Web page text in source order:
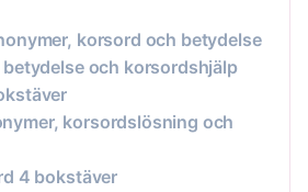
korsord och betydelse
betydelse och korsordshjälp
korsordslösning och
4 bokstäver